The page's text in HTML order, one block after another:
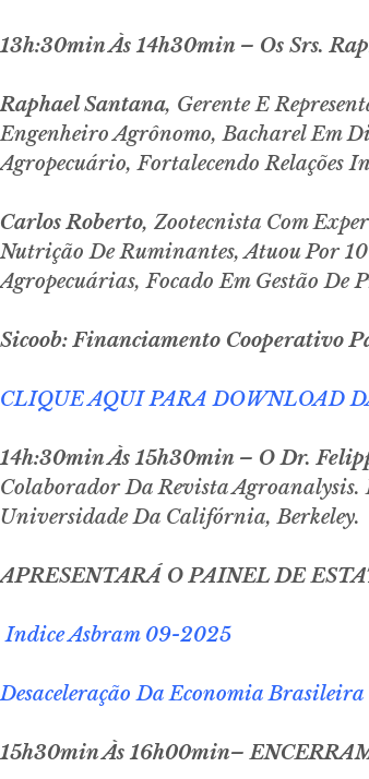
13h:30min Às 14h30min – Os Srs.
Raphael Santana, Gerente E
Engenheiro Agrônomo, Bacharel Em
Agropecuário, Fortalecendo Relações
Carlos Roberto, Zootecnista Com
Nutrição De Ruminantes, Atuou Por
Agropecuárias, Focado Em Gestão
Sicoob: Financiamento Cooperativo
CLIQUE AQUI PARA DOWNLOAD
14h:30min Às 15h30min – O Dr.
Colaborador Da Revista
Universidade Da Califórnia, Berkeley.
APRESENTARÁ O PAINEL DE
Indice Asbram 09-2025
Desaceleração Da Economia Brasileira
15h30min Às 16h00min–